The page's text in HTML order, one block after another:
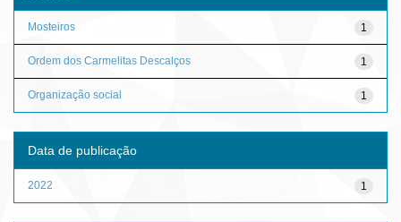
1
Mosteiros
1
Ordem dos Carmelitas Descalços
1
Organização social
Data de publicação
1
2022